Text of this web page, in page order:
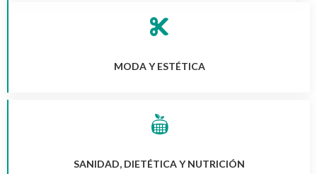
MODA Y ESTÉTICA
SANIDAD, DIETÉTICA Y NUTRICIÓN